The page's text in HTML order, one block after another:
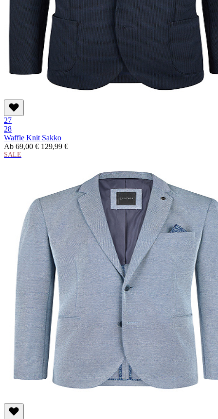
27
28
Waffle Knit Sakko
Ab 69,00 € 129,99 €
SALE